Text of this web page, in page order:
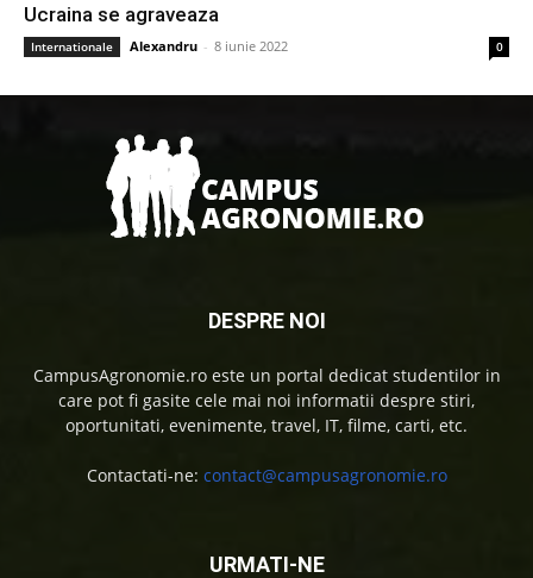
Ucraina se agraveaza
Internationale Alexandru - 8 iunie 2022 0
DESPRE NOI
CampusAgronomie.ro este un portal dedicat studentilor in
care pot fi gasite cele mai noi informatii despre stiri,
oportunitati, evenimente, travel, IT, filme, carti, etc.
Contactati-ne: contact@campusagronomie.ro
URMATI-NE